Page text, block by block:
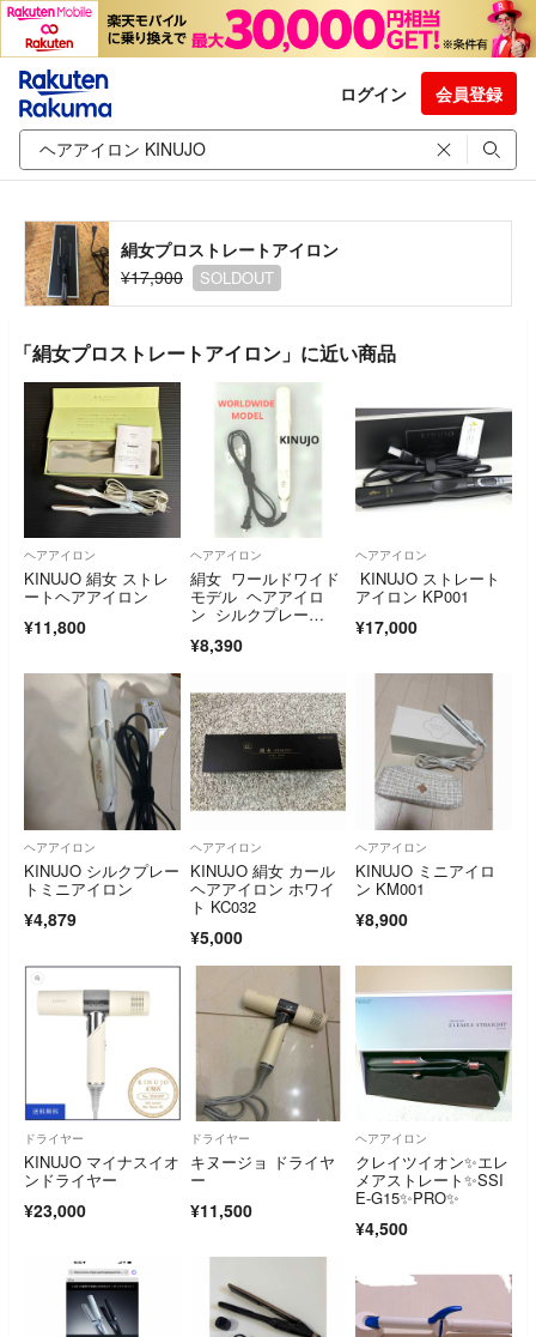
ログイン 会員登録
絹女プロストレートアイロン
¥17,900
SOLDOUT
「絹女プロストレートアイロン」に近い商品
ヘアアイロン
KINUJO 絹女 ストレ
ートヘアアイロン
¥11,800
ヘアアイロン
絹女 ワールドワイド
モデル ヘアアイロ
ン シルクプレー
¥8,390
ヘアアイロン
KINUJO ストレート
アイロン KP001
¥17,000
ヘアアイロン
KINUJO シルクプレー
トミニアイロン
¥4,879
ヘアアイロン
KINUJO 絹女 カール
ヘアアイロン ホワイ
ト KC032
¥5,000
ヘアアイロン
KINUJO ミニアイロ
ン KM001
¥8,900
ドライヤー
KINUJO マイナスイオ
ンドライヤー
¥23,000
ドライヤー
キヌージョ ドライヤ
ー
¥11,500
ヘアアイロン
クレイツイオン✨エレ
メアストレート✨SSI
E-G15✨PRO✨
¥4,500